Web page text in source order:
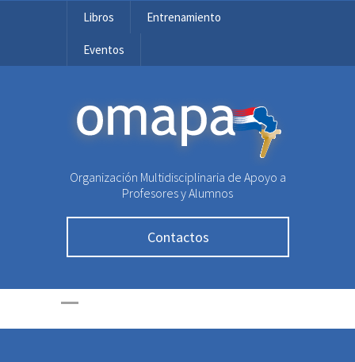
Libros Entrenamiento
Eventos
OMAPA
Organización Multidisciplinaria de Apoyo a
Profesores y Alumnos
Contactos